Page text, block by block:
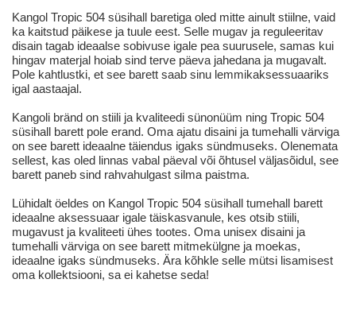
Kangol Tropic 504 süsihall baretiga oled mitte ainult stiilne, vaid
ka kaitstud päikese ja tuule eest. Selle mugav ja reguleeritav
disain tagab ideaalse sobivuse igale pea suurusele, samas kui
hingav materjal hoiab sind terve päeva jahedana ja mugavalt.
Pole kahtlustki, et see barett saab sinu lemmikaksessuaariks
igal aastaajal.
Kangoli bränd on stiili ja kvaliteedi sünonüüm ning Tropic 504
süsihall barett pole erand. Oma ajatu disaini ja tumehalli värviga
on see barett ideaalne täiendus igaks sündmuseks. Olenemata
sellest, kas oled linnas vabal päeval või õhtusel väljasõidul, see
barett paneb sind rahvahulgast silma paistma.
Lühidalt öeldes on Kangol Tropic 504 süsihall tumehall barett
ideaalne aksessuaar igale täiskasvanule, kes otsib stiili,
mugavust ja kvaliteeti ühes tootes. Oma unisex disaini ja
tumehalli värviga on see barett mitmekülgne ja moekas,
ideaalne igaks sündmuseks. Ära kõhkle selle mütsi lisamisest
oma kollektsiooni, sa ei kahetse seda!